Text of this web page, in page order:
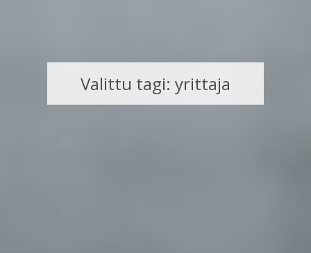
Valittu tagi: yrittaja